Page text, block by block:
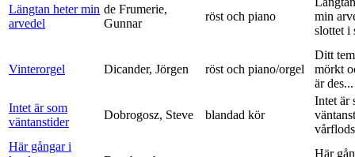
Längtan heter min
arvedel
de Frumerie,
Gunnar
röst och piano
min
slottet i
Vinterorgel Dicander, Jörgen röst och piano/orgel
Ditt
mörkt
är des...
Intet är som
väntanstider
Dobrogosz, Steve blandad kör
Intet är
Här gångar i
Här